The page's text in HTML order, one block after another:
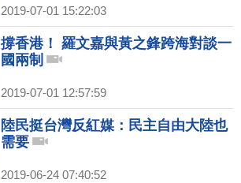
2019-07-01 15:22:03
撐香港！ 羅文嘉與黃之鋒跨海對談一
國兩制
2019-07-01 12:57:59
陸民挺台灣反紅媒：民主自由大陸也
需要
2019-06-24 07:40:52